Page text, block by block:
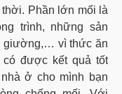
thời. Phần lớn mối là
trình, những sản
giường,… vì thức ăn
được kết quả tốt
ở cho mình bạn